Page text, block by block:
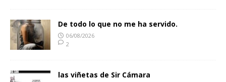
De todo lo que no me ha servido.
06/08/2026
2
las viñetas de Sir Cámara